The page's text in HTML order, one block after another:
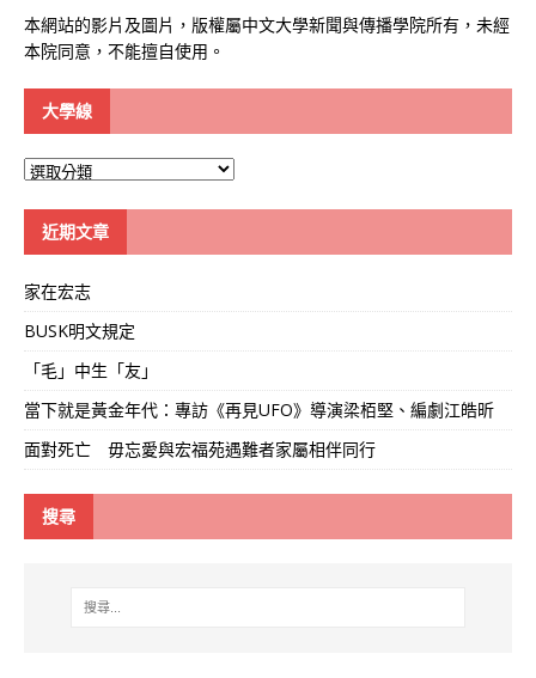
本網站的影片及圖片，版權屬中文大學新聞與傳播學院所有，未經
本院同意，不能擅自使用。
大學線
大
近期文章
家在宏志
BUSK明文規定
「毛」中生「友」
當下就是黃金年代：專訪《再見UFO》導演梁栢堅、編劇江皓昕
面對死亡 毋忘愛與宏福苑遇難者家屬相伴同行
搜尋